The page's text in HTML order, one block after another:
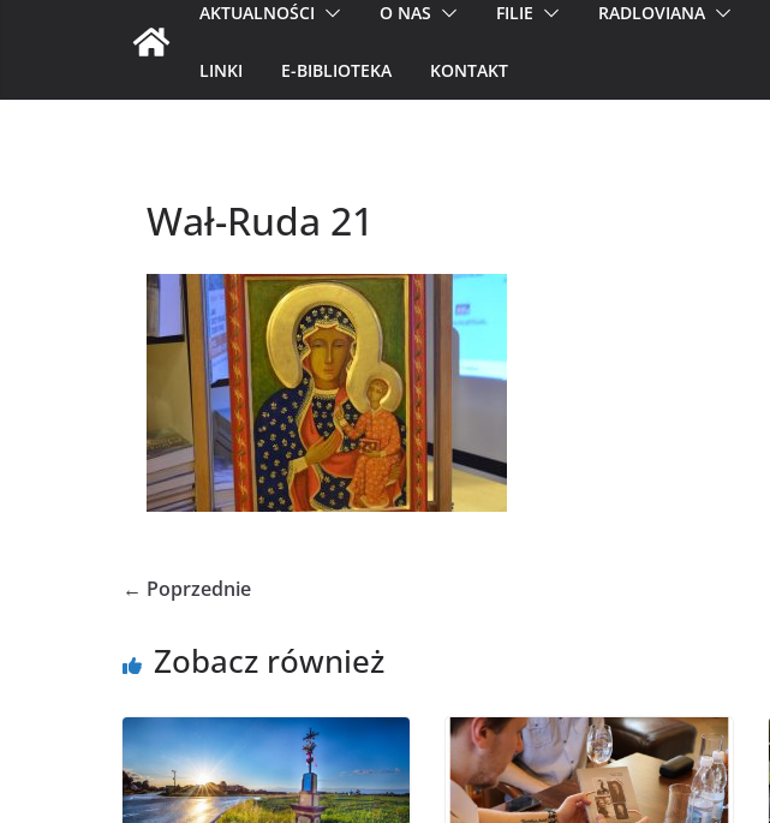
AKTUALNOŚCI O NAS FILIE RADLOVIANA
LINKI E-BIBLIOTEKA KONTAKT
Wał-Ruda 21
← Poprzednie
Zobacz również